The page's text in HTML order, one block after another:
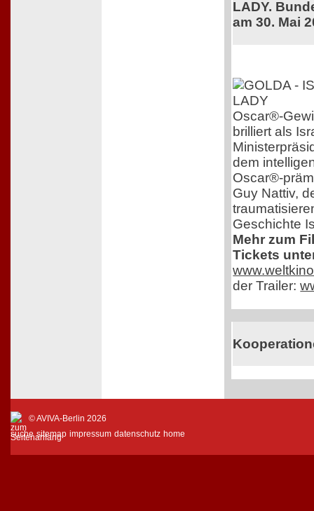
LADY.
am 30. Mai
Oscar®-
brilliert als
dem
Oscar®-
Guy Nattiv,
Geschichte
Mehr zum
Tickets
der Trailer:
© AVIVA-Berlin 2026
suche sitemap impressum datenschutz home